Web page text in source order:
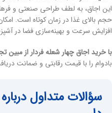
این اجاق، به لطف طراحی صنعتی و
حجم بالای غذا در زمان کوتاه است.
افزایش سرعت و بهینه‌سازی فضا در
با خرید اجاق چهار شعله فردار از مبین
بادوام را با قیمت رقابتی و ضمانت